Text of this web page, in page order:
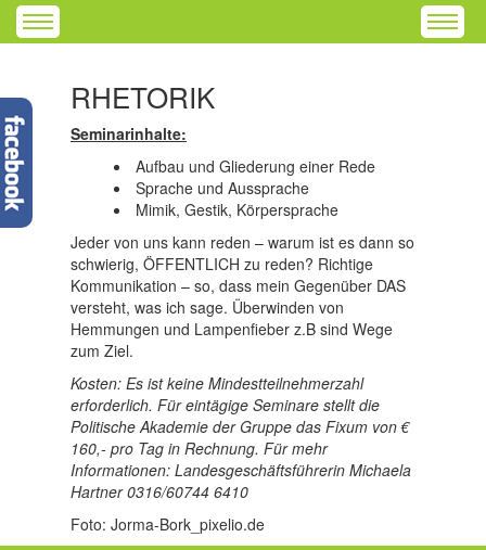
RHETORIK
Seminarinhalte:
Aufbau und Gliederung einer Rede
Sprache und Aussprache
Mimik, Gestik, Körpersprache
Jeder von uns kann reden – warum ist es dann so
schwierig, ÖFFENTLICH zu reden? Richtige
Kommunikation – so, dass mein Gegenüber DAS
versteht, was ich sage. Überwinden von
Hemmungen und Lampenfieber z.B sind Wege
zum Ziel.
Kosten: Es ist keine Mindestteilnehmerzahl
erforderlich. Für eintägige Seminare stellt die
Politische Akademie der Gruppe das Fixum von €
160,- pro Tag in Rechnung. Für mehr
Informationen: Landesgeschäftsführerin Michaela
Hartner 0316/60744 6410
Foto: Jorma-Bork_pixelio.de